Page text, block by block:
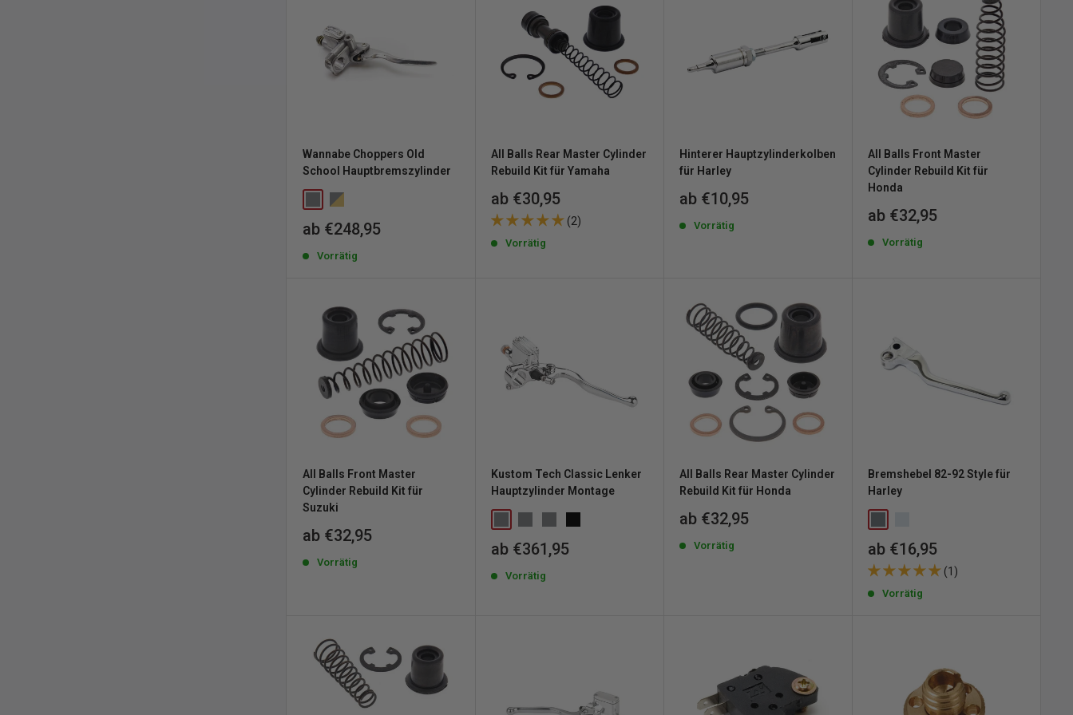
Wannabe Choppers Old
School Hauptbremszylinder
Sonderpreis
ab €248,95
Vorrätig
All Balls Rear Master Cylinder
Rebuild Kit für Yamaha
Sonderpreis
ab €30,95
(2)
Vorrätig
Hinterer Hauptzylinderkolben
für Harley
Sonderpreis
ab €10,95
Vorrätig
All Balls Front Master
Cylinder Rebuild Kit für
Honda
Sonderpreis
ab €32,95
Vorrätig
All Balls Front Master
Cylinder Rebuild Kit für
Suzuki
Sonderpreis
ab €32,95
Vorrätig
Kustom Tech Classic Lenker
Hauptzylinder Montage
Sonderpreis
ab €361,95
Vorrätig
All Balls Rear Master Cylinder
Rebuild Kit für Honda
Sonderpreis
ab €32,95
Vorrätig
Bremshebel 82-92 Style für
Harley
Sonderpreis
ab €16,95
(1)
Vorrätig